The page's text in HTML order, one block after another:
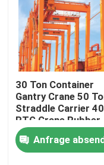
Startseite
30 Ton Container
Gantry Crane 50
Straddle Carrier
RTG Crane Rubber
Tyre
Anfrage